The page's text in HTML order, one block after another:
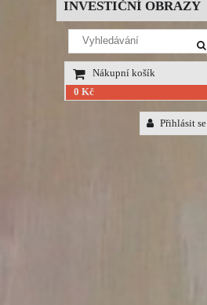
INVESTIČNÍ OBRAZY
Nákupní košík
0 Kč
Přihlásit se